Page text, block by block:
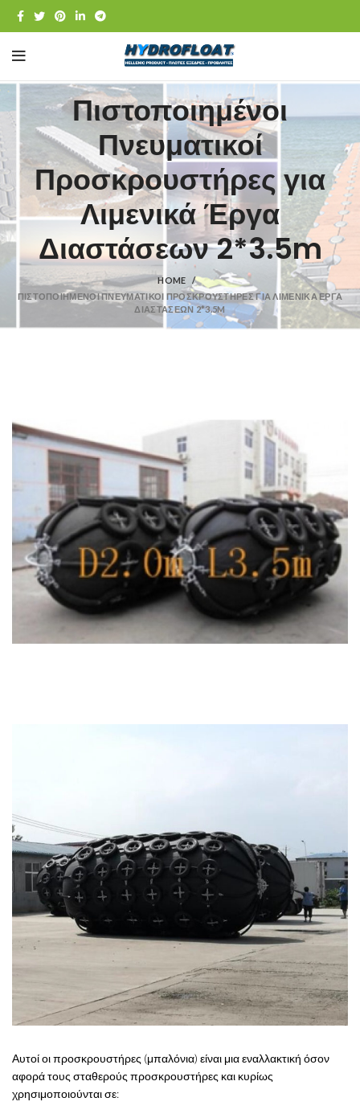
Πιστοποιημένοι
Πνευματικοί
Προσκρουστήρες για
Λιμενικά Έργα
Διαστάσεων 2*3.5m
HOME
ΠΙΣΤΟΠΟΙΗΜΈΝΟΙ ΠΝΕΥΜΑΤΙΚΟΊ ΠΡΟΣΚΡΟΥΣΤΉΡΕΣ ΓΙΑ ΛΙΜΕΝΙΚΆ ΈΡΓΑ
ΔΙΑΣΤΆΣΕΩΝ 2*3.5M
Αυτοί οι προσκρουστήρες (μπαλόνια) είναι μια εναλλακτική όσον
αφορά τους σταθερούς προσκρουστήρες και κυρίως
χρησιμοποιούνται σε: